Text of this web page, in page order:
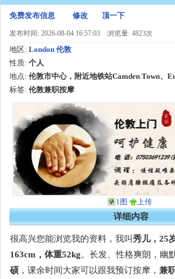
免费发布信息 修改 顶一下
发布时间: 2026-08-04 16:57:03 浏览量: 4823次
地区: London 伦敦
性质: 个人
地点: 伦敦市中心，附近地铁站Camden Town、
标签: 伦敦兼职按摩
1图 上传
详细内容
很高兴您能浏览我的资料，我叫秀儿，25
163cm，体重52kg。长发、性格爽朗，幽默
硕 ，课余时间大家可以跟我预订按摩， 兼